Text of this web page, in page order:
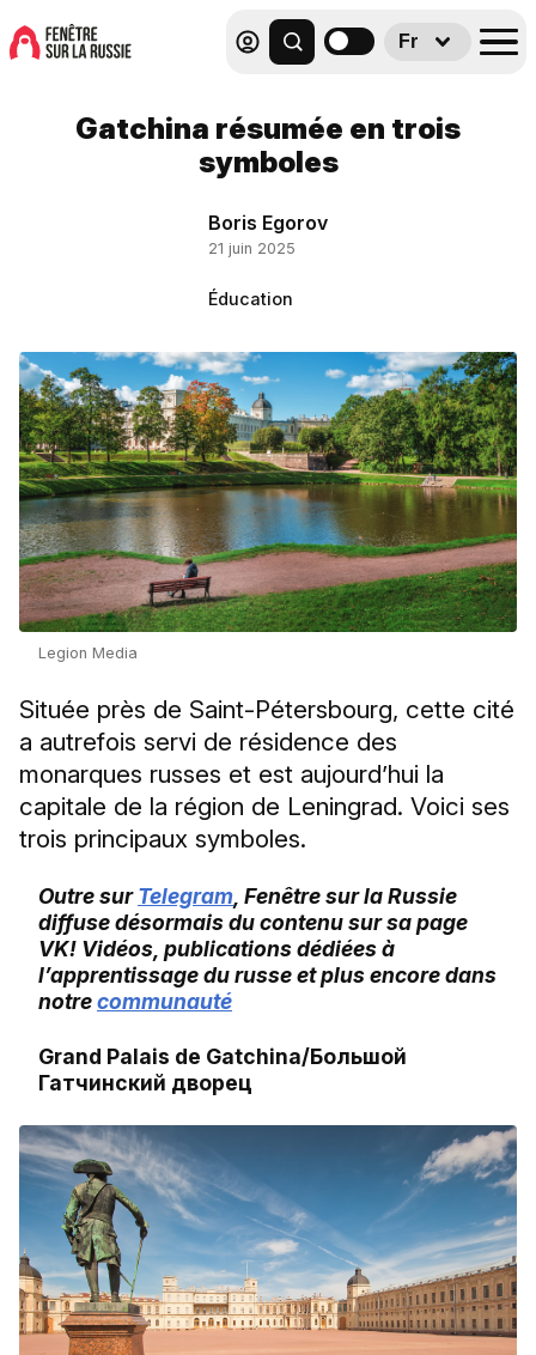
Fr
Gatchina résumée en trois
symboles
Boris Egorov
21 juin 2025
Éducation
Legion Media
Située près de Saint-Pétersbourg, cette cité
a autrefois servi de résidence des
monarques russes et est aujourd’hui la
capitale de la région de Leningrad. Voici ses
trois principaux symboles.
Outre surTelegram , Fenêtre sur la Russie
diffuse désormais du contenu sur sa page
VK! Vidéos, publications dédiées à
l’apprentissage du russe et plus encore dans
notrecommunauté
Grand Palais de Gatchina/Большой
Гатчинский дворец